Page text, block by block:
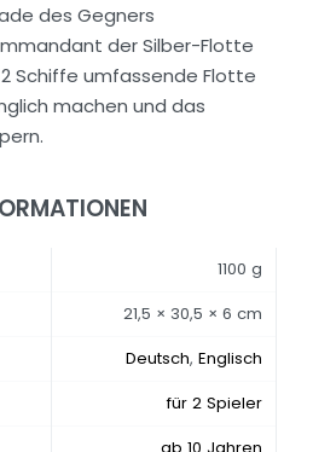
des Gegners
der Silber-Flotte
Schiffe umfassende Flotte
machen und das
1100 g
21,5 × 30,5 × 6 cm
Deutsch, Englisch
für 2 Spieler